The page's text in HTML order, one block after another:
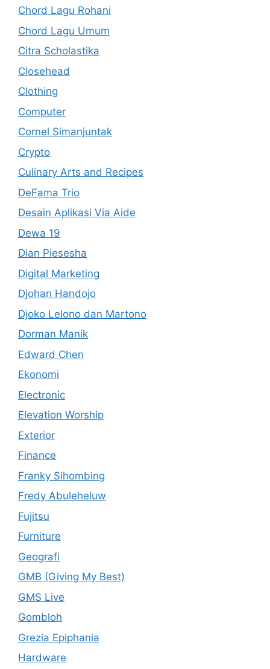
Chord Lagu Rohani
Chord Lagu Umum
Citra Scholastika
Closehead
Clothing
Computer
Cornel Simanjuntak
Crypto
Culinary Arts and Recipes
DeFama Trio
Desain Aplikasi Via Aide
Dewa 19
Dian Piesesha
Digital Marketing
Djohan Handojo
Djoko Lelono dan Martono
Dorman Manik
Edward Chen
Ekonomi
Electronic
Elevation Worship
Exterior
Finance
Franky Sihombing
Fredy Abuleheluw
Fujitsu
Furniture
Geografi
GMB (Giving My Best)
GMS Live
Gombloh
Grezia Epiphania
Hardware